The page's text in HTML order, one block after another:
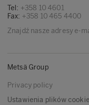
Tel: +358 10 4601
Fax: +358 10 465 4400
Znajdź nasze adresy e-
Metsä Group
Privacy policy
Ustawienia plików cookie